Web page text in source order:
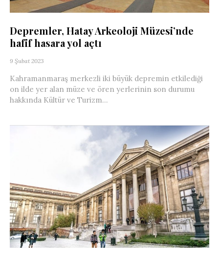
Depremler, Hatay Arkeoloji Müzesi’nde
hafif hasara yol açtı
9 Şubat 2023
Kahramanmaraş merkezli iki büyük depremin etkilediği
on ilde yer alan müze ve ören yerlerinin son durumu
hakkında Kültür ve Turizm...